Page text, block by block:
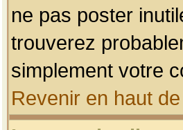
ne pas poster
trouverez
simplement votre
Revenir en haut